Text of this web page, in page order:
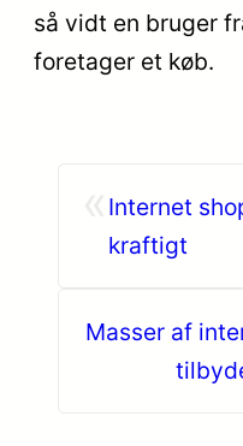
så vidt en bruger
foretager et køb.
Internet
kraftigt
Masser af